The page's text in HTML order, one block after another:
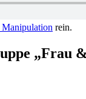
Manipulation rein.
„Frau